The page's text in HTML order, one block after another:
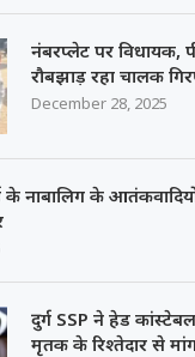
नंबरप्लेट पर विधायक,
रौबझाड़ रहा चालक
December 28, 2025
नाबालिग के
दुर्ग SSP ने हेड
मृतक के रिश्तेदार से